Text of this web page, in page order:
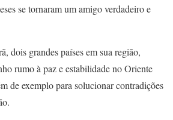
se tornaram um amigo verdadeiro e
dois grandes países em sua região,
rumo à paz e estabilidade no Oriente
de exemplo para solucionar contradições